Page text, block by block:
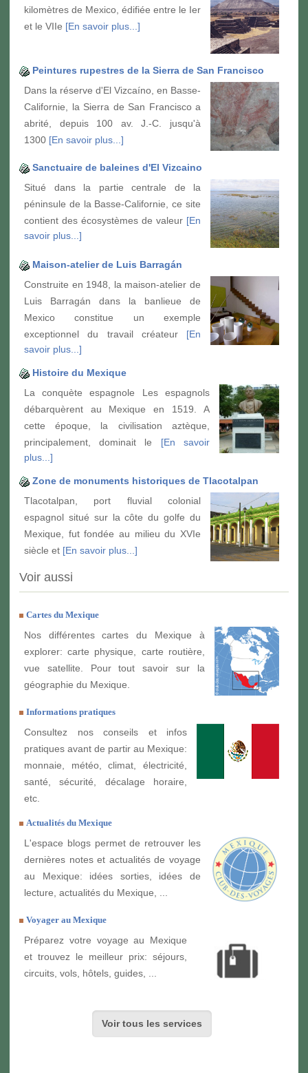
kilomètres de Mexico, édifiée entre le Ier
et le VIIe [En savoir plus...]
Peintures rupestres de la Sierra de San Francisco
Dans la réserve d'El Vizcaíno, en Basse-
Californie, la Sierra de San Francisco a
abrité, depuis 100 av. J.-C. jusqu'à
1300 [En savoir plus...]
Sanctuaire de baleines d'El Vizcaino
Situé dans la partie centrale de la
péninsule de la Basse-Californie, ce site
contient des écosystèmes de valeur [En
savoir plus...]
Maison-atelier de Luis Barragán
Construite en 1948, la maison-atelier de
Luis Barragán dans la banlieue de
Mexico constitue un exemple
exceptionnel du travail créateur [En
savoir plus...]
Histoire du Mexique
La conquète espagnole Les espagnols
débarquèrent au Mexique en 1519. A
cette époque, la civilisation aztèque,
principalement, dominait le [En savoir
plus...]
Zone de monuments historiques de Tlacotalpan
Tlacotalpan, port fluvial colonial
espagnol situé sur la côte du golfe du
Mexique, fut fondée au milieu du XVIe
siècle et [En savoir plus...]
Voir aussi
Cartes du Mexique
Nos différentes cartes du Mexique à
explorer: carte physique, carte routière,
vue satellite. Pour tout savoir sur la
géographie du Mexique.
Informations pratiques
Consultez nos conseils et infos
pratiques avant de partir au Mexique:
monnaie, météo, climat, électricité,
santé, sécurité, décalage horaire,
etc.
Actualités du Mexique
L'espace blogs permet de retrouver les
dernières notes et actualités de voyage
au Mexique: idées sorties, idées de
lecture, actualités du Mexique, ...
Voyager au Mexique
Préparez votre voyage au Mexique
et trouvez le meilleur prix: séjours,
circuits, vols, hôtels, guides, ...
Voir tous les services